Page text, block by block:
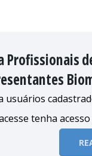
usuários
tenha